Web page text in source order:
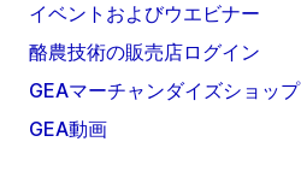
イベントおよびウエビナー
酪農技術の販売店ログイン
GEAマーチャンダイズショップ
GEA動画